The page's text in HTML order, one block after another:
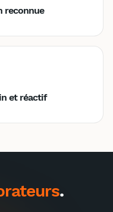
reconnue
et réactif
de
.